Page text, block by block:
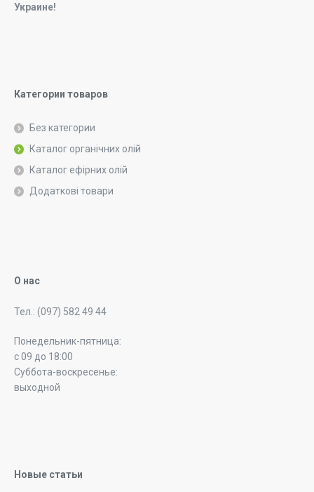
Украине!
Категории товаров
Без категории
Каталог органічних олій
Каталог ефірних олій
Додаткові товари
О нас
Тел.: (097) 582 49 44
Понедельник-пятница:
с 09 до 18:00
Суббота-воскресенье:
выходной
Новые статьи